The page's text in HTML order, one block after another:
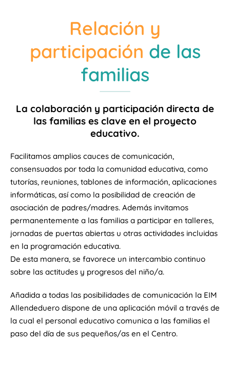
Relación y
participación de las
familias
La colaboración y participación directa de
las familias es clave en el proyecto
educativo.
Facilitamos amplios cauces de comunicación,
consensuados por toda la comunidad educativa, como
tutorías, reuniones, tablones de información, aplicaciones
informáticas, así como la posibilidad de creación de
asociación de padres/madres. Además invitamos
permanentemente a las familias a participar en talleres,
jornadas de puertas abiertas u otras actividades incluidas
en la programación educativa.
De esta manera, se favorece un intercambio continuo
sobre las actitudes y progresos del niño/a.
Añadida a todas las posibilidades de comunicación la EIM
Allendeduero dispone de una aplicación móvil a través de
la cual el personal educativo comunica a las familias el
paso del día de sus pequeños/as en el Centro.